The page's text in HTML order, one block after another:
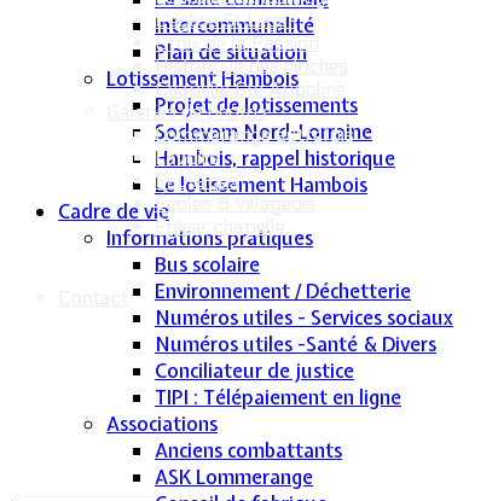
L'église St Léger
Croix de la Passion
Historique des cloches
Chapelle Ste Appoline
Galeries de photos
Lommerange autrefois
Lavoirs
Paysages
Écoles & Villageois
Église, chapelle...
Intercommunalité
Plan de situation
Lotissement Hambois
Projet de lotissements
Sodevam Nord-Lorraine
Hambois, rappel historique
Le lotissement Hambois
Cadre de vie
Informations pratiques
Bus scolaire
Environnement / Déchetterie
Numéros utiles - Services sociaux
Numéros utiles -Santé & Divers
Conciliateur de justice
TIPI : Télépaiement en ligne
Associations
Anciens combattants
ASK Lommerange